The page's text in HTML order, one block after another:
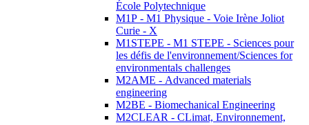
École Polytechnique
M1P - M1 Physique - Voie Irène Joliot
Curie - X
M1STEPE - M1 STEPE - Sciences pour
les défis de l'environnement/Sciences for
environmentals challenges
M2AME - Advanced materials
engineering
M2BE - Biomechanical Engineering
M2CLEAR - CLimat, Environnement,